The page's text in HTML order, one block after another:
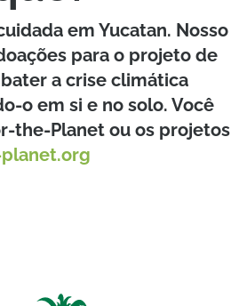
em Yucatan. Nosso
para o projeto de
a crise climática
o em si e no solo. Você
the-Planet ou os projetos